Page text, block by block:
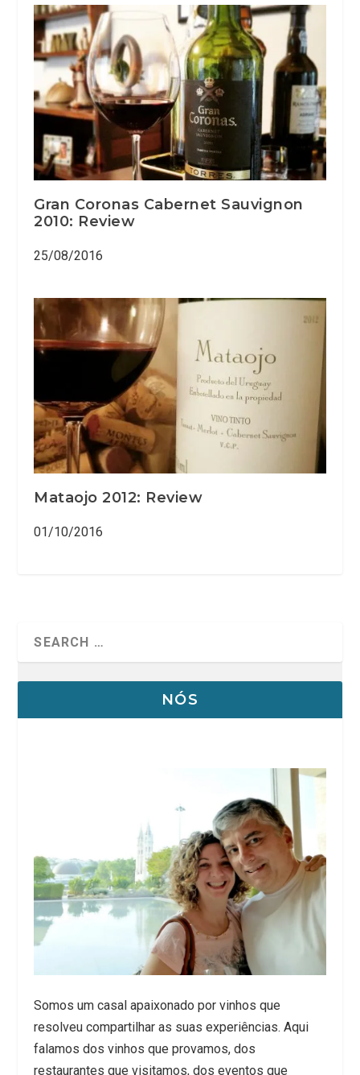
Gran Coronas Cabernet Sauvignon
2010: Review
25/08/2016
Mataojo 2012: Review
01/10/2016
NÓS
Somos um casal apaixonado por vinhos que
resolveu compartilhar as suas experiências. Aqui
falamos dos vinhos que provamos, dos
restaurantes que visitamos, dos eventos que